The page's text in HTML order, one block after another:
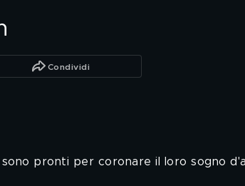
Condividi
sono pronti per coronare il loro sogno